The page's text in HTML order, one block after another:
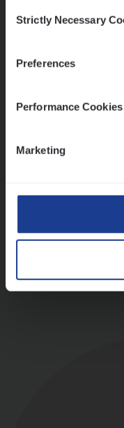
Selection
Strictly Necessary
Preferences
Performance Cookies
Marketing
Vorige
Mathias houdt van
Thalia zoekt graag
Ons